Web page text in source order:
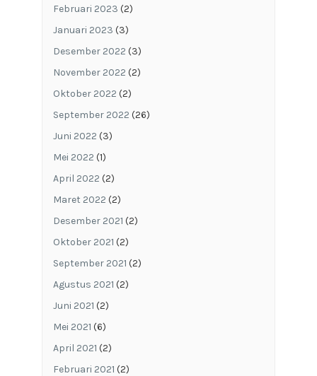
Februari 2023 (2)
Januari 2023 (3)
Desember 2022 (3)
November 2022 (2)
Oktober 2022 (2)
September 2022 (26)
Juni 2022 (3)
Mei 2022 (1)
April 2022 (2)
Maret 2022 (2)
Desember 2021 (2)
Oktober 2021 (2)
September 2021 (2)
Agustus 2021 (2)
Juni 2021 (2)
Mei 2021 (6)
April 2021 (2)
Februari 2021 (2)